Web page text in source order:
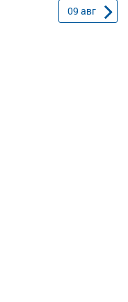
09 авг